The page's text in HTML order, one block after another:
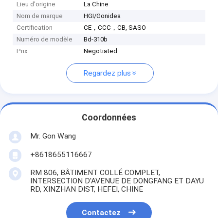
Lieu d'origine
La Chine
Nom de marque
HGI/Gonidea
Certification
CE，CCC，CB, SASO
Numéro de modèle
Bd-310b
Prix
Negotiated
Regardez plus
Coordonnées
Mr. Gon Wang
+8618655116667
RM 806, BÂTIMENT COLLÉ COMPLET,
INTERSECTION D'AVENUE DE DONGFANG ET DAYU
RD, XINZHAN DIST, HEFEI, CHINE
Contactez